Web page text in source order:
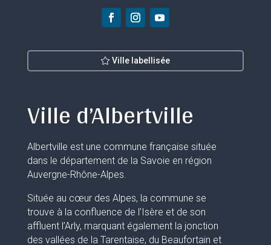
Ville labellisée
Ville d’Albertville
Albertville est une commune française située
dans le département de la Savoie en région
Auvergne-Rhône-Alpes.
Située au cœur des Alpes, la commune se
trouve à la confluence de l’Isère et de son
affluent l’Arly, marquant également la jonction
des vallées de la Tarentaise, du Beaufortain et